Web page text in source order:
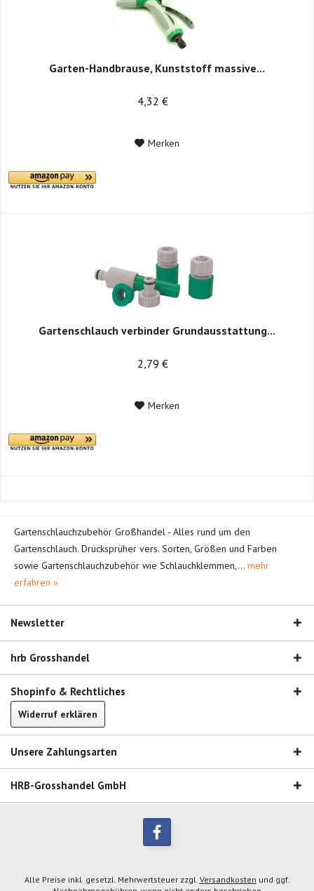
Garten-Handbrause, Kunststoff massive...
4,32 €
Merken
Gartenschlauch verbinder Grundausstattung...
2,79 €
Merken
Gartenschlauchzubehör Großhandel - Alles rund um den
Gartenschlauch. Drucksprüher vers. Sorten, Größen und Farben
sowie Gartenschlauchzubehör wie Schlauchklemmen,... mehr
erfahren »
Newsletter
hrb Grosshandel
Shopinfo & Rechtliches
Widerruf erklären
Unsere Zahlungsarten
HRB-Grosshandel GmbH
Alle Preise inkl. gesetzl. Mehrwertsteuer zzgl. Versandkosten und ggf.